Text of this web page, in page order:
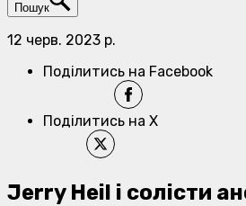
Пошук
12 черв. 2023 р.
Поділитись на Facebook
Поділитись на X
Jerry Heil і солісти